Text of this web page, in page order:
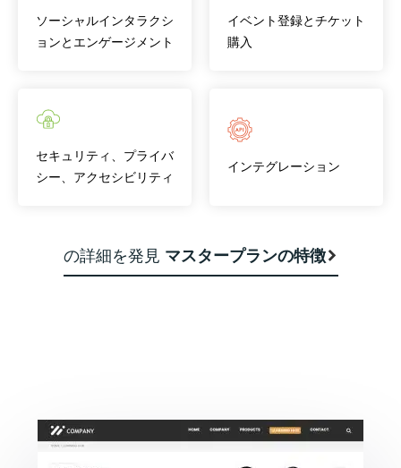
ソーシャルインタラクシ
ョンとエンゲージメント
イベント登録とチケット
購入
セキュリティ、プライバ
シー、アクセシビリティ
インテグレーション
の詳細を発見 マスタープランの特徴